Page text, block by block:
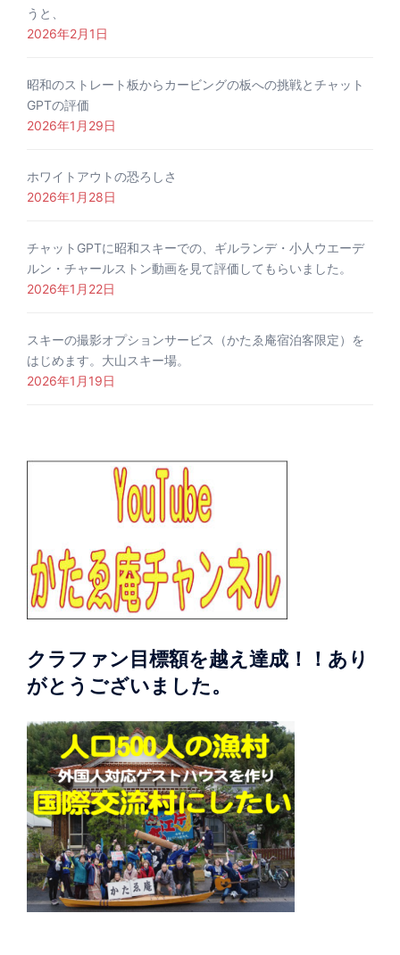
うと、
2026年2月1日
昭和のストレート板からカービングの板への挑戦とチャット
GPTの評価
2026年1月29日
ホワイトアウトの恐ろしさ
2026年1月28日
チャットGPTに昭和スキーでの、ギルランデ・小人ウエーデ
ルン・チャールストン動画を見て評価してもらいました。
2026年1月22日
スキーの撮影オプションサービス（かたゑ庵宿泊客限定）を
はじめます。大山スキー場。
2026年1月19日
クラファン目標額を越え達成！！あり
がとうございました。